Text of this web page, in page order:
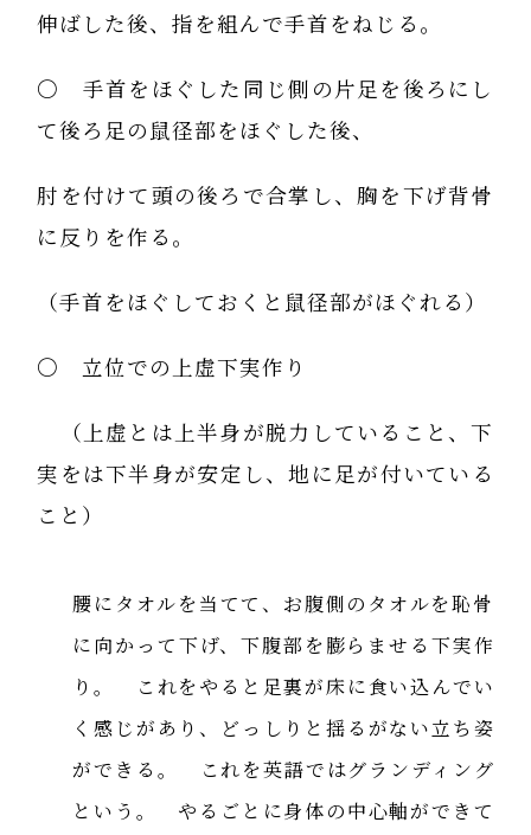
伸ばした後、指を組んで手首をねじる。
〇 手首をほぐした同じ側の片足を後ろにし
て後ろ足の鼠径部をほぐした後、
肘を付けて頭の後ろで合掌し、胸を下げ背骨
に反りを作る。
（手首をほぐしておくと鼠径部がほぐれる）
〇 立位での上虚下実作り
（上虚とは上半身が脱力していること、下
実をは下半身が安定し、地に足が付いている
こと）
腰にタオルを当てて、お腹側のタオルを恥骨
に向かって下げ、下腹部を膨らませる下実作
り。 これをやると足裏が床に食い込んでい
く感じがあり、どっしりと揺るがない立ち姿
ができる。 これを英語ではグランディング
という。 やるごとに身体の中心軸ができて